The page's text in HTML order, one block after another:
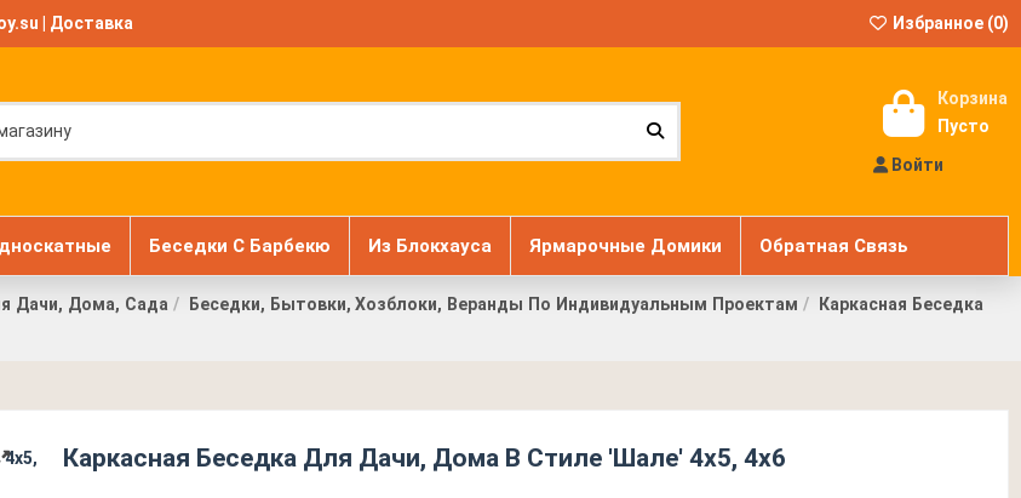
Доставка Избранное (0)
Корзина
Пусто
Войти
Беседки С Барбекю Из Блокхауса Ярмарочные Домики Обратная Связь
Дачи, Дома, Сада Беседки, Бытовки, Хозблоки, Веранды По Индивидуальным Проектам
Каркасная Беседка
Каркасная Беседка Для Дачи, Дома В Стиле 'Шале' 4х5, 4х6